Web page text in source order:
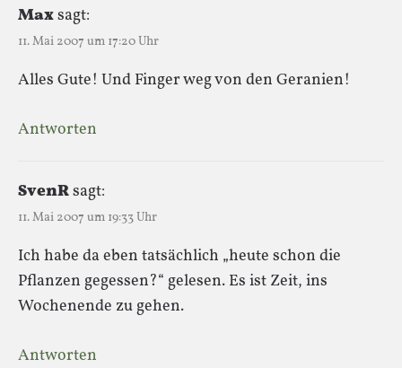
Maxsagt:
11. Mai 2007 um 17:20 Uhr
Alles Gute! Und Finger weg von den Geranien!
Antworten
SvenRsagt:
11. Mai 2007 um 19:33 Uhr
Ich habe da eben tatsächlich „heute schon die
Pflanzen gegessen?“ gelesen. Es ist Zeit, ins
Wochenende zu gehen.
Antworten